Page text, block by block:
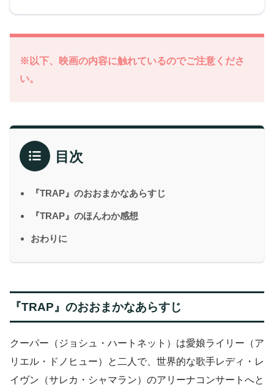
※以下、映画の内容に触れているのでご注意くださ
い。
目次
『TRAP』のおおまかなあらすじ
『TRAP』のほんわか感想
おわりに
『TRAP』のおおまかなあらすじ
クーパー（ジョシュ・ハートネット）は愛娘ライリー（ア
リエル・ドノヒュー）と二人で、世界的な歌手レディ・レ
イヴン（サレカ・シャマラン）のアリーナコンサートへと